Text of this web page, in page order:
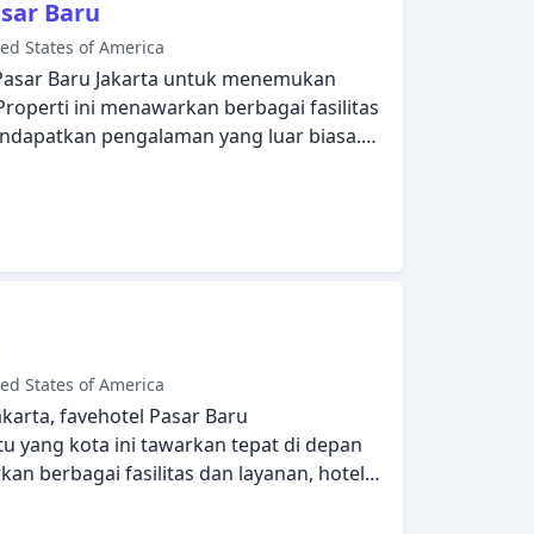
renang luar ruangan, kolam renang
Jakarta menggabungkan keramahan
yang indah untuk membuat kunjungan
Baru
States of America
Baru Jakarta untuk menemukan
ini menawarkan berbagai fasilitas
pengalaman yang luar biasa.
kebersihan harian, resepsionis 24
fi di tempat umum dapat ditemukan di
kenyamanan, beberapa
akses internet - WiFi, akses internet
rokok, AC untuk memastikan
Properti ini menawarkan berbagai
layanan handal dan staf profesional,
memenuhi kebutuhan Anda.
States of America
favehotel Pasar Baru
yang kota ini tawarkan tepat di depan
berbagai fasilitas dan layanan, hotel
butuhkan untuk bermalam dengan